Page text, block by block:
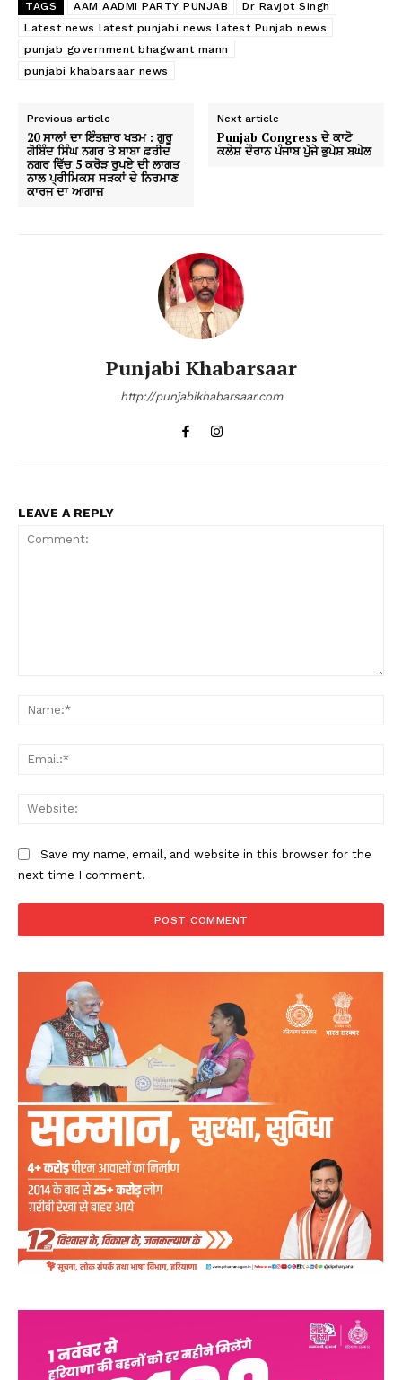
TAGS AAM AADMI PARTY PUNJAB
Dr Ravjot Singh
Latest news latest punjabi news latest Punjab news
punjab government bhagwant mann
punjabi khabarsaar news
Previous article
20 ਸਾਲਾਂ ਦਾ ਇੰਤਜ਼ਾਰ ਖਤਮ : ਗੁਰੂ
ਗੋਬਿੰਦ ਸਿੰਘ ਨਗਰ ਤੇ ਬਾਬਾ ਫ਼ਰੀਦ
ਨਗਰ ਵਿੱਚ 5 ਕਰੋੜ ਰੁਪਏ ਦੀ ਲਾਗਤ
ਨਾਲ ਪ੍ਰੀਮਿਕਸ ਸੜਕਾਂ ਦੇ ਨਿਰਮਾਣ
ਕਾਰਜ ਦਾ ਆਗਾਜ਼
Next article
Punjab Congress ਦੇ ਕਾਟੋ
ਕਲੇਸ਼ ਦੌਰਾਨ ਪੰਜਾਬ ਪੁੱਜੇ ਭੁਪੇਸ਼ ਬਘੇਲ
Punjabi Khabarsaar
http://punjabikhabarsaar.com
LEAVE A REPLY
Save my name, email, and website in this browser for the
next time I comment.